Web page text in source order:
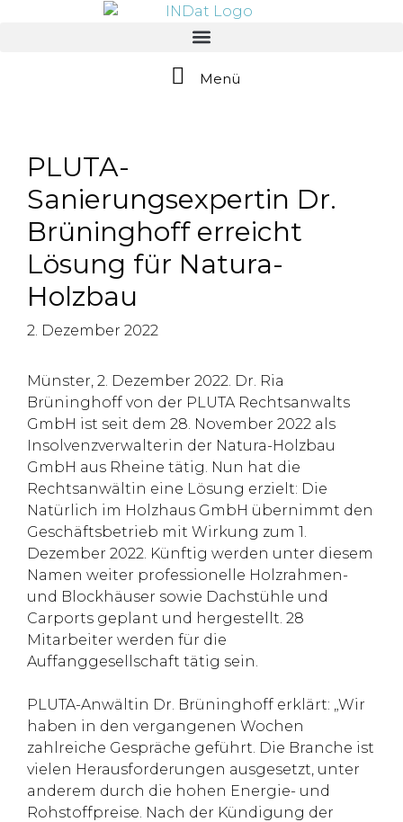
Menü
PLUTA-
Sanierungsexpertin Dr.
Brüninghoff erreicht
Lösung für Natura-
Holzbau
2. Dezember 2022
Münster, 2. Dezember 2022. Dr. Ria
Brüninghoff von der PLUTA Rechtsanwalts
GmbH ist seit dem 28. November 2022 als
Insolvenzverwalterin der Natura-Holzbau
GmbH aus Rheine tätig. Nun hat die
Rechtsanwältin eine Lösung erzielt: Die
Natürlich im Holzhaus GmbH übernimmt den
Geschäftsbetrieb mit Wirkung zum 1.
Dezember 2022. Künftig werden unter diesem
Namen weiter professionelle Holzrahmen-
und Blockhäuser sowie Dachstühle und
Carports geplant und hergestellt. 28
Mitarbeiter werden für die
Auffanggesellschaft tätig sein.
PLUTA-Anwältin Dr. Brüninghoff erklärt: „Wir
haben in den vergangenen Wochen
zahlreiche Gespräche geführt. Die Branche ist
vielen Herausforderungen ausgesetzt, unter
anderem durch die hohen Energie- und
Rohstoffpreise. Nach der Kündigung der